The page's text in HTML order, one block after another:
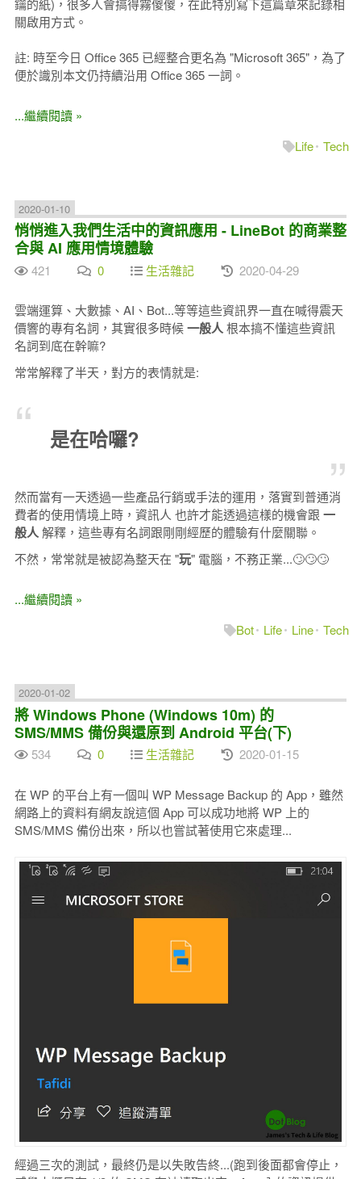
鑰的紙)，很多人會搞得霧傻傻，在此特別寫下這篇章來記錄相
關啟用方式。
註: 時至今日 Office 365 已經整合更名為 "Microsoft 365"，為了
便於識別本文仍持續沿用 Office 365 一詞。
...繼續閱讀 »
Life Tech
2020-01-10
悄悄進入我們生活中的資訊應用 - LineBot 的商業整
合與 AI 應用情境體驗
421 0 生活雜記 2020-04-29
雲端運算、大數據、AI、Bot...等等這些資訊界一直在喊得震天
價響的專有名詞，其實很多時候一般人根本搞不懂這些資訊
名詞到底在幹嘛?
常常解釋了半天，對方的表情就是:
是在哈囉?
然而當有一天透過一些產品行銷或手法的運用，落實到普通消
費者的使用情境上時，資訊人 也許才能透過這樣的機會跟 一
般人解釋，這些專有名詞跟剛剛經歷的體驗有什麼關聯。
不然，常常就是被認為整天在 "玩" 電腦，不務正業...🙄🙄🙄
...繼續閱讀 »
Bot
Life Line Tech
2020-01-02
將 Windows Phone (Windows 10m) 的
SMS/MMS 備份與還原到 Android 平台(下)
534 0 生活雜記 2020-01-15
在 WP 的平台上有一個叫 WP Message Backup 的 App，雖然
網路上的資料有網友說這個 App 可以成功地將 WP 上的
SMS/MMS 備份出來，所以也嘗試著使用它來處理...
經過三次的測試，最終仍是以失敗告終...(跑到後面都會停止，